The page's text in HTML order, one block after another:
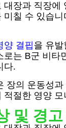
대장과 직장에
미칠 수 있습
양 결핍 을 유
로는 B군 비타
다.
장의 운동성
적절한 영양
및 경